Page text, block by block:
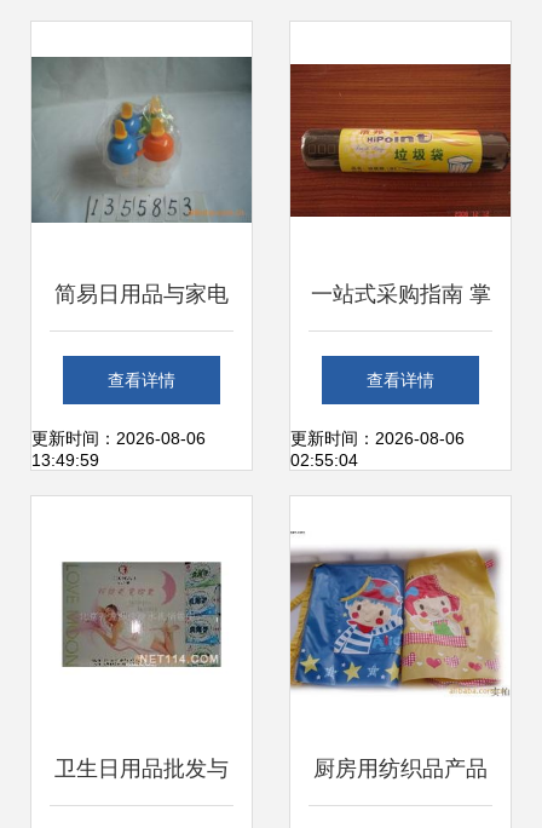
直供全解析
简易日用品与家电
零售 供应商、价格
与批发市场全解析
查看详情
更新时间：2026-08-06
13:49:59
一站式采购指南 掌
握日用品家居供应
信息与价格，助力
查看详情
更新时间：2026-08-06
02:55:04
卫生日用品批发与 厨房用纺织品产品